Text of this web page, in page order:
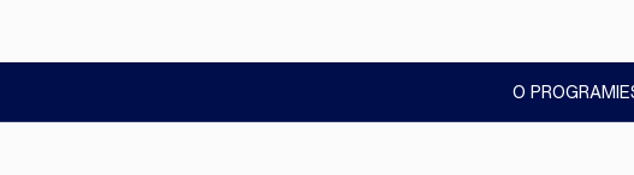
O PROGRAMIE